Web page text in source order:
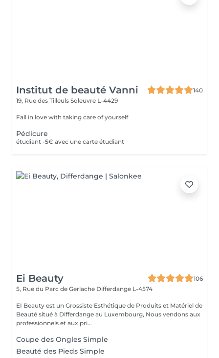
Institut de beauté Vanni
140
19, Rue des Tilleuls Soleuvre L-4429
Fall in love with taking care of yourself
Pédicure
étudiant -5€ avec une carte étudiant
Ei Beauty
106
5, Rue du Parc de Gerlache Differdange L-4574
EI Beauty est un Grossiste Esthétique de Produits et Matériel de
Beauté situé à Differdange au Luxembourg, Nous vendons aux
professionnels et aux pri...
Coupe des Ongles Simple
Beauté des Pieds Simple